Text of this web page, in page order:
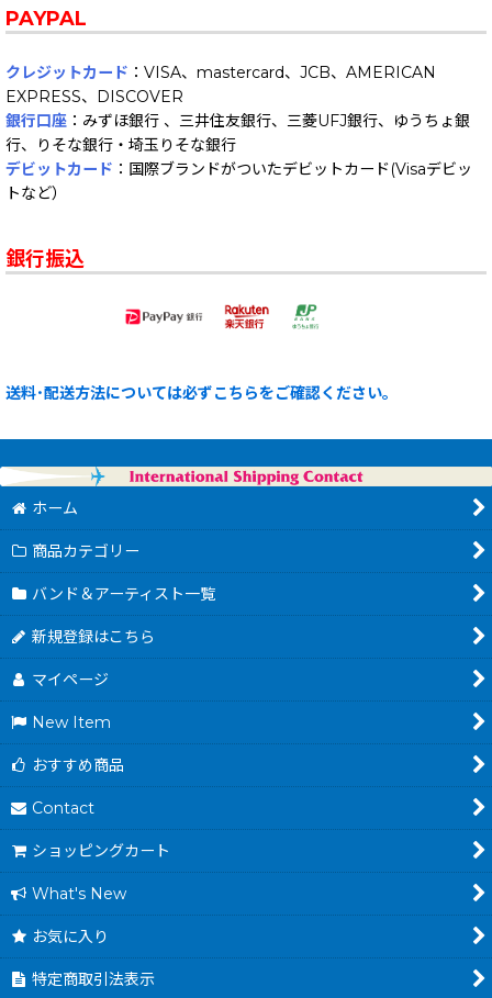
PAYPAL
クレジットカード ：VISA、mastercard、JCB、AMERICAN
EXPRESS、DISCOVER
銀行口座 ：みずほ銀行 、三井住友銀行、三菱UFJ銀行、ゆうちょ銀
行、りそな銀行・埼玉りそな銀行
デビットカード ：国際ブランドがついたデビットカード(Visaデビッ
トなど）
銀行振込
送料･配送方法については必ずこちらをご確認ください。
ホーム
商品カテゴリー
バンド＆アーティスト一覧
新規登録はこちら
マイページ
New Item
おすすめ商品
Contact
ショッピングカート
What's New
お気に入り
特定商取引法表示